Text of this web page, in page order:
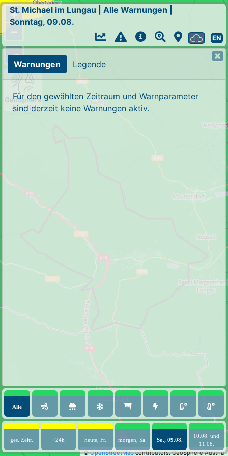
+
−
©OpenStreetMapcontributors. GeoSphere Austria
St. Michael im Lungau Alle Warnungen
Sonntag, 09.08.
EN
Warnungen Legende
Für den gewählten Zeitraum und Warnparameter
sind derzeit keine Warnungen aktiv.
Alle
ges. Zeitr. +24h heute, Fr. morgen, Sa. So., 09.08.
10.08. und
11.08.